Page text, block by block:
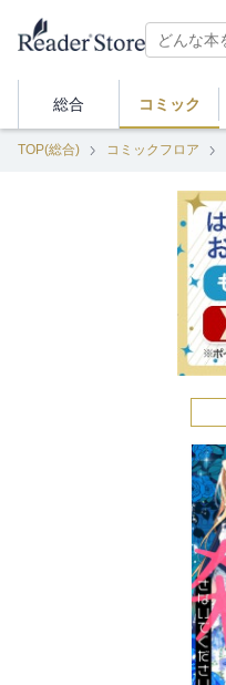
総合 コミック
TOP(総合) コミックフロア